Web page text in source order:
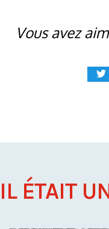
Vous avez
IL ÉTAIT